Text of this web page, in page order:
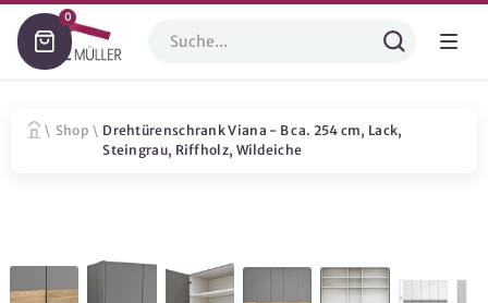
0
\ Shop \ Drehtürenschrank Viana - B ca. 254 cm, Lack,
Steingrau, Riffholz, Wildeiche